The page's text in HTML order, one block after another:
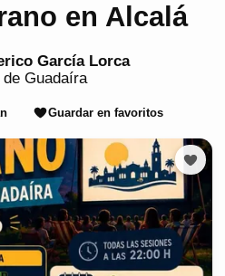
en Alcalá
García Lorca
Guadaíra
Guardar en favoritos